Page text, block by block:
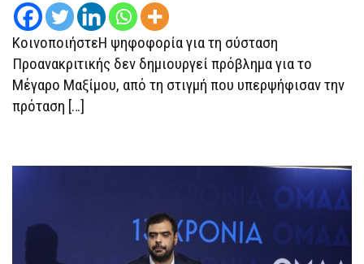
ΚοινοποιήστεΗ ψηφοφορία για τη σύσταση
Προανακριτικής δεν δημιουργεί πρόβλημα για το
Μέγαρο Μαξίμου, από τη στιγμή που υπερψήφισαν την
πρόταση […]